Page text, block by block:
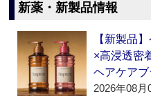
新薬・新製品情報
【新製品
×高浸透密
ヘアケア
2026年08月